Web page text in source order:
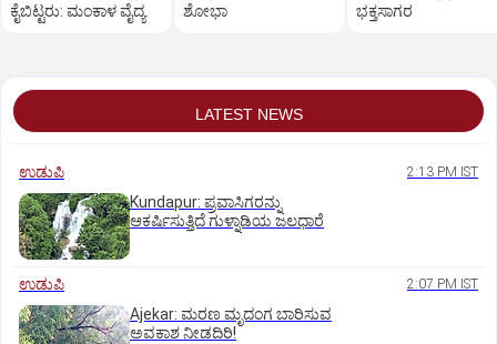
ಕೈಬಿಟ್ಟರು: ಮಂಕಾಳ ವೈದ್ಯ
ಶೋಭಾ
ಭಕ್ತಸಾಗರ
LATEST NEWS
ಉಡುಪಿ 2:13 PM IST
Kundapur: ಪ್ರವಾಸಿಗರನ್ನು
ಆಕರ್ಷಿಸುತ್ತಿದೆ ಗುಳ್ನಾಡಿಯ ಜಲಧಾರೆ
ಉಡುಪಿ 2:07 PM IST
Ajekar: ಮರಣ ಮೃದಂಗ ಬಾರಿಸುವ
ಅವಕಾಶ ನೀಡದಿರಿ!